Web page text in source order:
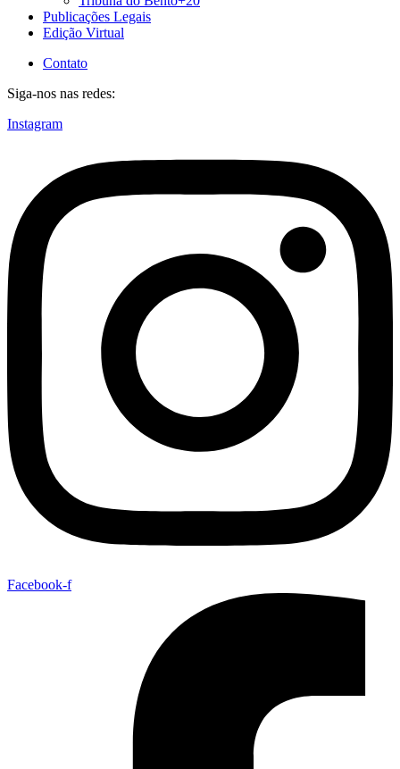
Publicações Legais
Edição Virtual
Contato
Siga-nos nas redes:
Instagram
Facebook-f